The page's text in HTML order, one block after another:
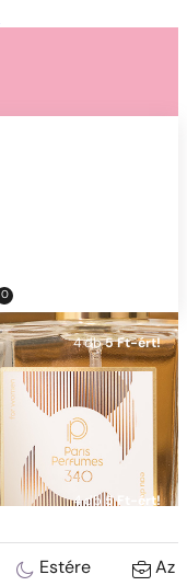
4 db5 Ft-ért!
4 db 5 Ft-ért!
0
Estére Az